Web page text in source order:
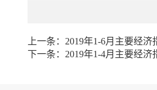
上一条： 2019年1-6月主要经济
下一条： 2019年1-4月主要经济